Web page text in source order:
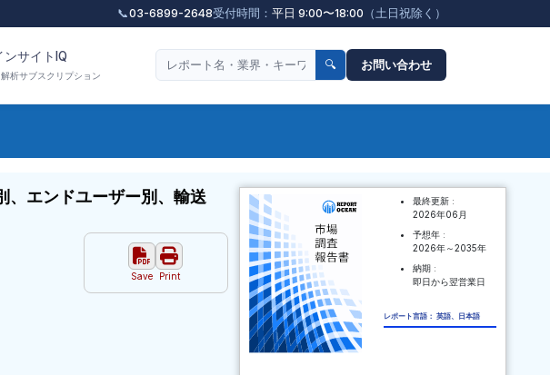
📞03-6899-2648受付時間： 平日 9:00〜18:00 （土日祝除く）
ンサイトIQ
析サブスクリプション
🔍 お問い合わせ
、エンドユーザー別、輸送
Save Print
最終更新 :
2026年06月
予想年 :
2026年～2035年
納期 :
即日から翌営業日
レポート言語： 英語、日本語